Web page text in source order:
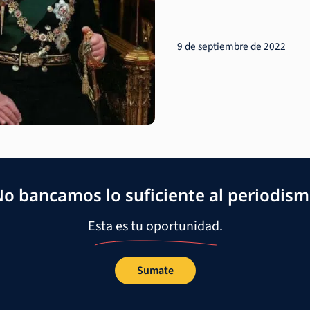
9 de septiembre de 2022
bancamos lo suficiente al
Esta es tu oportunidad.
Sumate